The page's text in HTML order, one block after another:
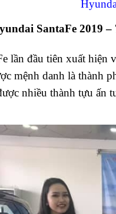
SantaFe 2019 –
lần đầu tiên xuất hiện
mệnh danh là thành
nhiều thành tựu